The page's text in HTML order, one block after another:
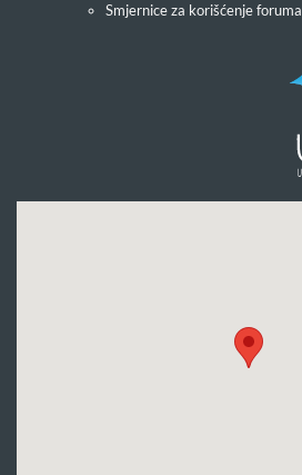
Smjernice za korišćenje foruma